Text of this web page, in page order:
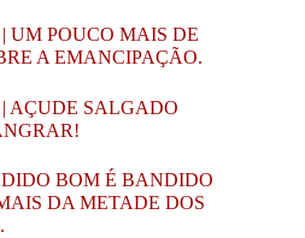
UM POUCO MAIS DE
A EMANCIPAÇÃO.
AÇUDE SALGADO
BOM É BANDIDO
DA METADE DOS